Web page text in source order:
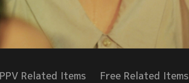
PPV Related Items Free Related Items